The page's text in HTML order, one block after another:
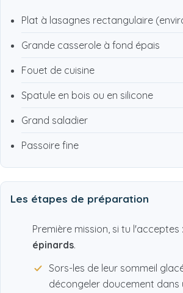
Plat à lasagnes rectangulaire
Grande casserole à fond épais
Fouet de cuisine
Spatule en bois ou en silicone
Grand saladier
Passoire fine
Les étapes de préparation
Première mission, si tu l'acceptes
épinards.
Sors-les de leur sommeil
décongeler doucement dans